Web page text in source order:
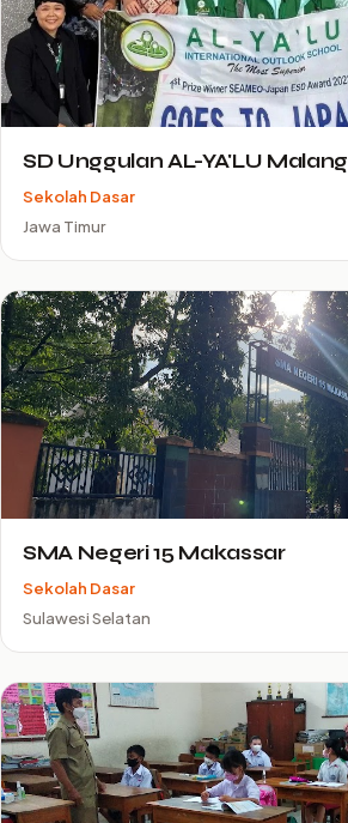
SD Unggulan AL-YA'LU Malang
Sekolah Dasar
Jawa Timur
SMA Negeri 15 Makassar
Sekolah Dasar
Sulawesi Selatan